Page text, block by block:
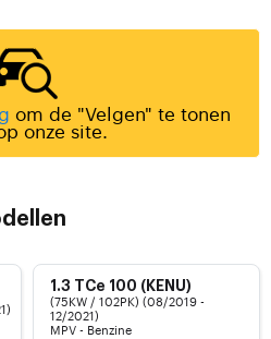
om de "Velgen" te tonen
onze site.
1.3 TCe 100 (KENU)
(75KW / 102PK) (08/2019 -
12/2021)
MPV - Benzine